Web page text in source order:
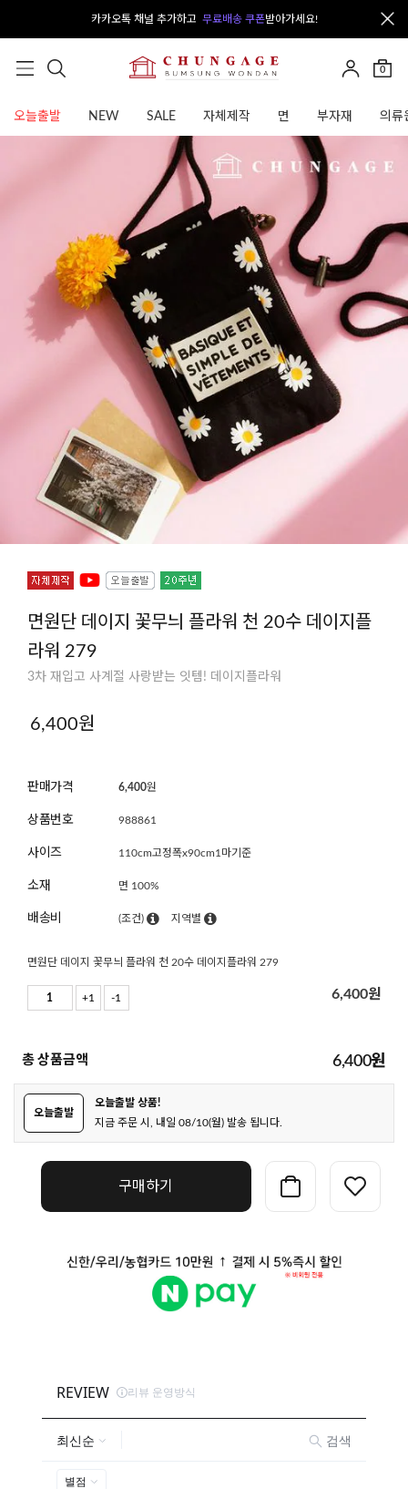
카카오톡 채널 추가하고 무료배송 쿠폰받아가세요!
0
오늘출발 NEW SALE 자체제작 면 부자재 의류
면원단 데이지 꽃무늬 플라워 천 20수 데이지플
라워 279
3차 재입고 사계절 사랑받는 잇템! 데이지플라워
6,400원
판매가격 6,400원
상품번호 988861
사이즈 110cm고정폭x90cm1마기준
소재 면 100%
배송비 (조건) 지역별
면원단 데이지 꽃무늬 플라워 천 20수 데이지플라워 279
+1 -1 6,400원
총 상품금액 6,400원
오늘출발
오늘출발 상품!
지금 주문 시, 내일 08/10(월) 발송 됩니다.
구매하기